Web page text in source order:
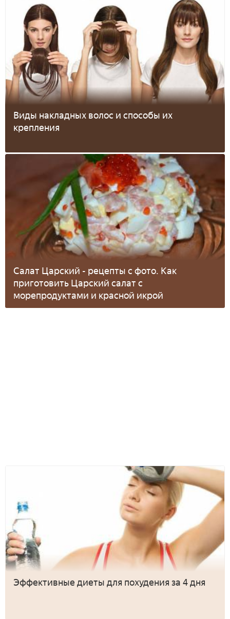
Виды накладных волос и способы их
крепления
Салат Царский - рецепты с фото. Как
приготовить Царский салат с
морепродуктами и красной икрой
Эффективные диеты для похудения за 4 дня